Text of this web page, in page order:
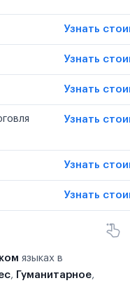
Узнать
Узнать
Узнать
Узнать
Узнать
Узнать
языках в
, Гуманитарное,